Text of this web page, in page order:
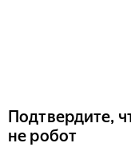
Подтвердите,
не робот